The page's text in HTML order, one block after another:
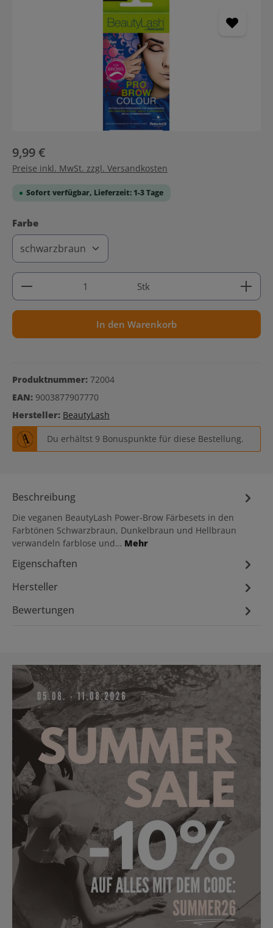
9,99 €
Preise inkl. MwSt. zzgl. Versandkosten
Sofort verfügbar, Lieferzeit: 1-3 Tage
Farbeauswählen
Produkt Anzahl: Gib den gewünschten Wert ein
Stk
In den Warenkorb
Produktnummer: 72004
EAN: 9003877907770
Hersteller: BeautyLash
Du erhältst 9 Bonuspunkte für diese Bestellung.
Beschreibung
Die veganen BeautyLash Power-Brow Färbesets in den
Farbtönen Schwarzbraun, Dunkelbraun und Hellbraun
verwandeln farblose und… Mehr
Eigenschaften
Hersteller
Bewertungen